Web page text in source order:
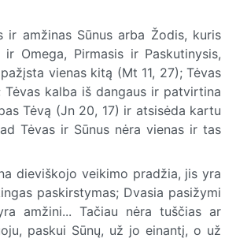
amžinas Sūnus arba Žodis, kuris
Omega, Pirmasis ir Paskutinysis,
vienas kitą (Mt 11, 27); Tėvas
kalba iš dangaus ir patvirtina
Tėvą (Jn 20, 17) ir atsisėda kartu
Tėvas ir Sūnus nėra vienas ir tas
dieviškojo veikimo pradžia, jis yra
paskirstymas; Dvasia pasižymi
amžini... Tačiau nėra tuščias ar
paskui Sūnų, už jo einantį, o už